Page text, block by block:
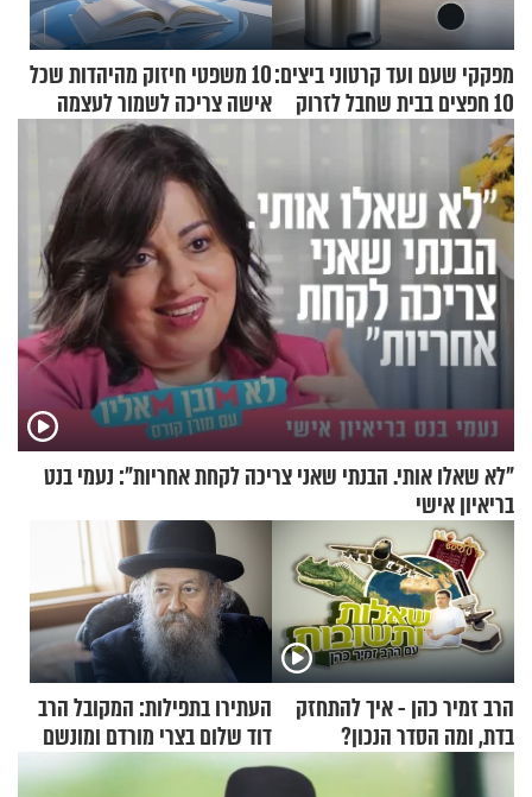
מפקקי שעם ועד קרטוני ביצים:
10 חפצים בבית שחבל לזרוק
לפח
10 משפטי חיזוק מהיהדות שכל
אישה צריכה לשמור לעצמה
"לא שאלו אותי. הבנתי שאני צריכה לקחת אחריות": נעמי בנט
בריאיון אישי
הרב זמיר כהן - איך להתחזק
בדת, ומה הסדר הנכון?
העתירו בתפילות: המקובל הרב
דוד שלום בצרי מורדם ומונשם